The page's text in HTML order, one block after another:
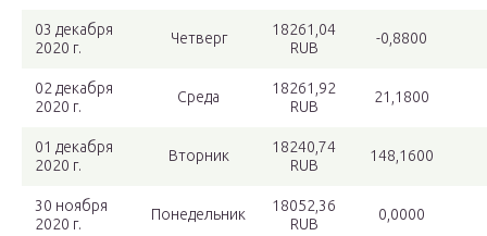
03 декабря
2020 г.
Четверг
18261,04
RUB
-0,8800
02 декабря
2020 г.
Среда
18261,92
RUB
21,1800
01 декабря
2020 г.
Вторник
18240,74
RUB
148,1600
30 ноября
2020 г.
Понедельник
18052,36
RUB
0,0000